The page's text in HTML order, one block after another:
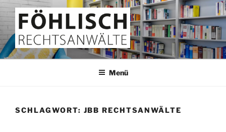
Zum
Inhalt
springen
FÖHLISCH
Rechtsanwälte
Menü
SCHLAGWORT: JBB RECHTSANWÄLTE